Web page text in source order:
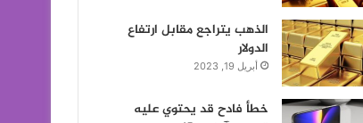
الذهب يتراجع مقابل ارتفاع
الدولار
أبريل 19, 2023
خطأ فادح قد يحتوي عليه